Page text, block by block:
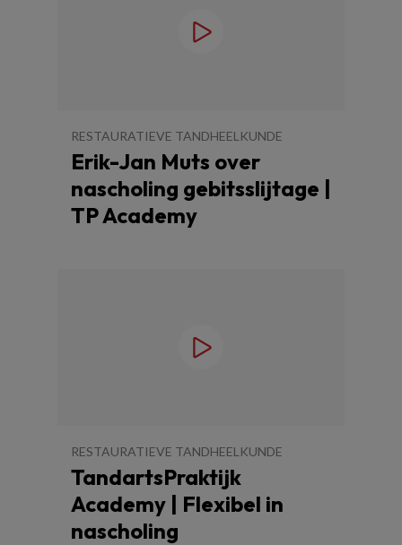
RESTAURATIEVE TANDHEELKUNDE
Erik-Jan Muts over
nascholing gebitsslijtage |
TP Academy
RESTAURATIEVE TANDHEELKUNDE
TandartsPraktijk
Academy | Flexibel in
nascholing